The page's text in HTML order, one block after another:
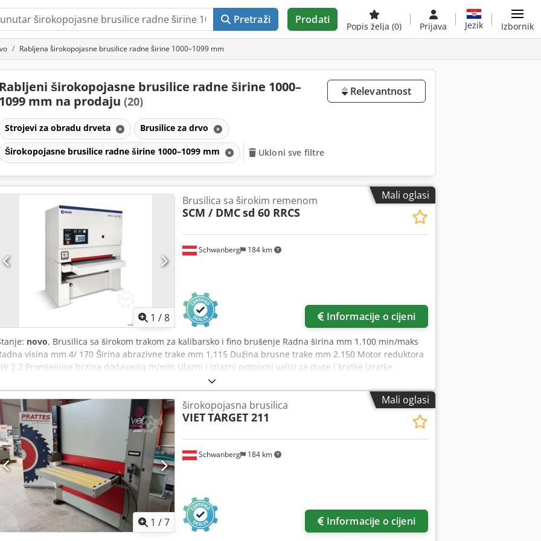
Pretraži Prodati
Popis želja (0) Prijava Jezik Izbornik
Rabljena širokopojasne brusilice radne širine 1000–1099 mm
Rabljeni širokopojasne brusilice radne širine 1000–
1099 mm na prodaju (20)
Relevantnost
Strojevi za obradu drveta Brusilice za drvo
Širokopojasne brusilice radne širine 1000–1099 mm Ukloni sve filtre
Mali oglasi
1 /8
Schwanberg 184 km
Brusilica sa širokim remenom
SCM / DMCsd 60 RRCS
Informacije o cijeni
novo, Brusilica sa širokom trakom za kalibarsko i fino brušenje Radna širina mm 1.100 min/maks
visina mm 4/ 170 Širina abrazivne trake mm 1,115 Dužina brusne trake mm 2.150 Motor reduktora
2.2 Promjenjiva brzina dodavanja m/min Ulazni i izlazni potporni valjci za duge i kratke izratke
Ventilator za čišćenje oscilirajuće trake 1. agregat Oscilirajući ventilator za čišćenje remena 2. jedinica
za čišćenje oscilirajuće trake 3. agregat Upravljačka ploča s dodirnim zaslonom od 10" "eye-S" 1.
valjak agregata 2. Gumirani kalibracijski valjak agregata 85SH 3. Agregat kombi-agregat
seg. Brusna papuča/gumirani brusni valjak 35 SH Snaga motora 1. agregata kW 18,5
Ak Usa Snaga motora 2. i 3. agregata kW 18,5 Verzija "B" za RRCS sa: Pneumatsko
i isključivanje 1. jedinice Pneumatsko uključivanje i isključivanje 2. jedinice Pneumatsko
i isključivanje 3. agregata Brusna papuča s elastičnom karikom “MESAR”. Pneumatsko
i isključivanje jedinice brusne ploče elektroničko podešavanje radne visine POSEBNA CIJENA!
ODMAH DOSTUPNO!
Mali oglasi
1 /7
Schwanberg 184 km
širokopojasna brusilica
VIETTARGET 211
Informacije o cijeni